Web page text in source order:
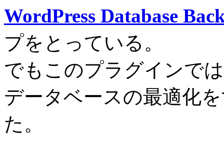
WordPress Database
プをとっている。
でもこのプラグインで
データベースの最適化
た。